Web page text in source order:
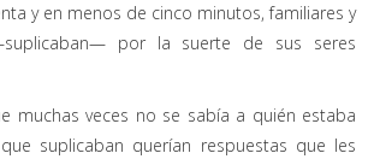
y en menos de cinco minutos, familiares y
por la suerte de sus seres
muchas veces no se sabía a quién estaba
suplicaban querían respuestas que les